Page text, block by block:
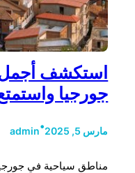
استكشف
جورجيا
مارس 5, 2025 •
admin
مناطق سياحية في